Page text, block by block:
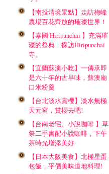
【南投清境景點】走訪梅峰
農場百花齊放的璀璨世界！
【泰國 Hiripunchai 】充滿璀
璨的祭典，探訪Hiripunchai
寺。
【宜蘭蘇澳小吃】一傳承即
是六十年的古早味，蘇澳廟
口米粉羹
【台北淡水賞櫻】淡水無極
天元宮，賞櫻去吧!
【台南老宅。小說咖啡 】草
祭二手書配小說咖啡，下午
茶時光增添美好
【日本大阪美食】北極星蛋
包飯，平價美味道地料理!